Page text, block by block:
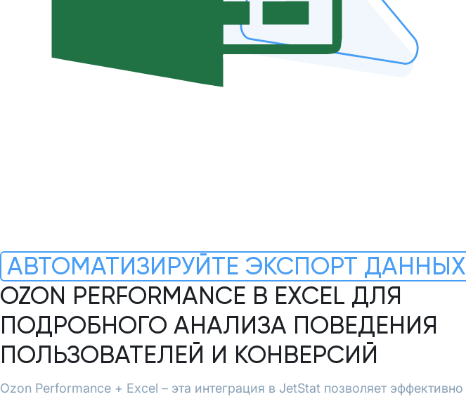
АВТОМАТИЗИРУЙТЕ ЭКСПОРТ ДАННЫХ
OZON PERFORMANCE В EXCEL ДЛЯ
ПОДРОБНОГО АНАЛИЗА ПОВЕДЕНИЯ
ПОЛЬЗОВАТЕЛЕЙ И КОНВЕРСИЙ
Ozon Performance + Excel – эта интеграция в JetStat позволяет эффективно